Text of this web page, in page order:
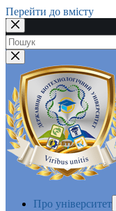
Перейти до вмісту
Немає
результатів
Про університет